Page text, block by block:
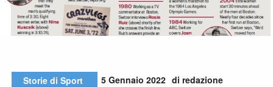
Storie di Sport 5 Gennaio 2022 di redazione